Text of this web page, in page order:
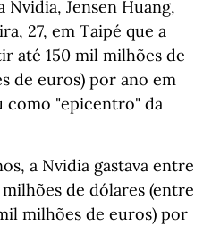
Jensen Huang,
27, em Taipé que a
até 150 mil milhões de
de euros) por ano em
como "epicentro" da
a Nvidia gastava entre
de dólares (entre
milhões de euros) por